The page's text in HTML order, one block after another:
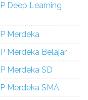
Deep Learning
Merdeka
Merdeka Belajar
Merdeka SD
Merdeka SMA